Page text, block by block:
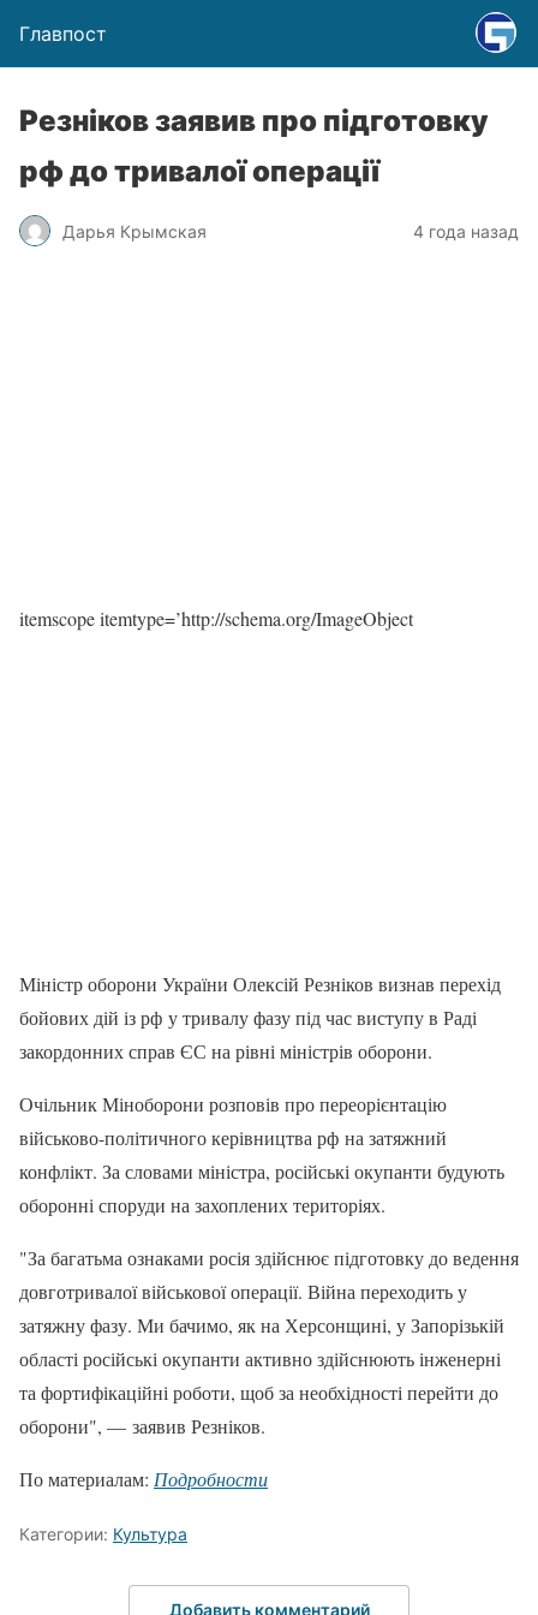
Главпост
Резніков заявив про підготовку
рф до тривалої операції
Дарья Крымская 4 года назад
itemscope itemtype=’http://schema.org/ImageObject
Міністр оборони України Олексій Резніков визнав перехід
бойових дій із рф у тривалу фазу під час виступу в Раді
закордонних справ ЄС на рівні міністрів оборони.
Очільник Міноборони розповів про переорієнтацію
військово-політичного керівництва рф на затяжний
конфлікт. За словами міністра, російські окупанти будують
оборонні споруди на захоплених територіях.
"За багатьма ознаками росія здійснює підготовку до ведення
довготривалої військової операції. Війна переходить у
затяжну фазу. Ми бачимо, як на Херсонщині, у Запорізькій
області російські окупанти активно здійснюють інженерні
та фортифікаційні роботи, щоб за необхідності перейти до
оборони", — заявив Резніков.
По материалам: Подробности
Категории: Культура
Добавить комментарий